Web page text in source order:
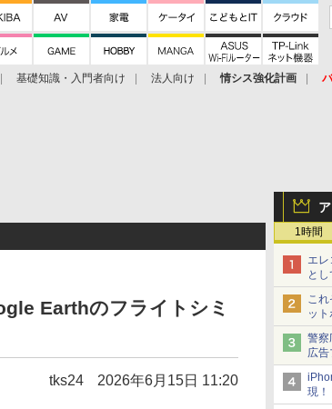
基礎知識・入門者向け 法人向け 情シス強化計画
1時間
エ
と
ス
えず
こ
ッ
ード
ど
警察
広
広
使っ
現！
い”
Earthのフライトシミ
tks24 2026年6月15日 11:20